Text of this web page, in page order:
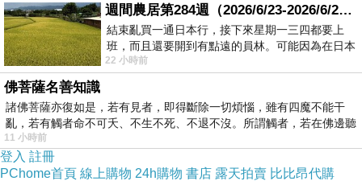
週間農居第284週（2026/6/23-2026/6/24) 夏至 金黃稻浪洋溢豐收喜悅
結束亂買一通日本行，接下來星期一三四都要上
班，而且還要開到有點遠的員林。可能因為在日本
花不少錢，星期一出門上班時，心裡沒有一
22 小時前
佛菩薩名善知識
諸佛菩薩亦復如是，若有見者，即得斷除一切煩惱，雖有四魔不能干
亂，若有觸者命不可夭、不生不死、不退不沒。所謂觸者，若在佛邊聽
受
11 小時前
登入 註冊
PChome首頁 線上購物 24h購物 書店 露天拍賣 比比昂代購